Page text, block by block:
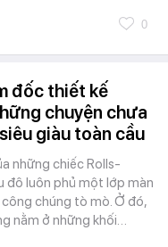
0
đốc thiết kế
chuyện chưa
giàu toàn cầu
những chiếc Rolls-
đô luôn phủ một lớp màn
công chúng tò mò. Ở đó,
nằm ở những khối…